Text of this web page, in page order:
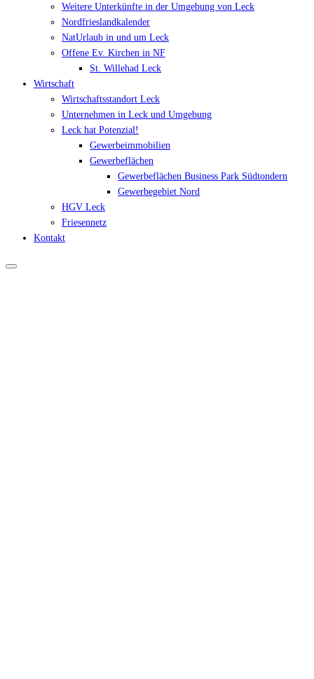
Weitere Unterkünfte in der Umgebung von Leck
Nordfrieslandkalender
NatUrlaub in und um Leck
Offene Ev. Kirchen in NF
St. Willehad Leck
Wirtschaft
Wirtschaftsstandort Leck
Unternehmen in Leck und Umgebung
Leck hat Potenzial!
Gewerbeimmobilien
Gewerbeflächen
Gewerbeflächen Business Park Südtondern
Gewerbegebiet Nord
HGV Leck
Friesennetz
Kontakt